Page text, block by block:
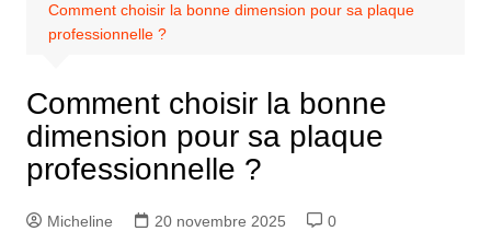
Comment choisir la bonne dimension pour sa plaque
professionnelle ?
Comment choisir la bonne
dimension pour sa plaque
professionnelle ?
Micheline 20 novembre 2025
0